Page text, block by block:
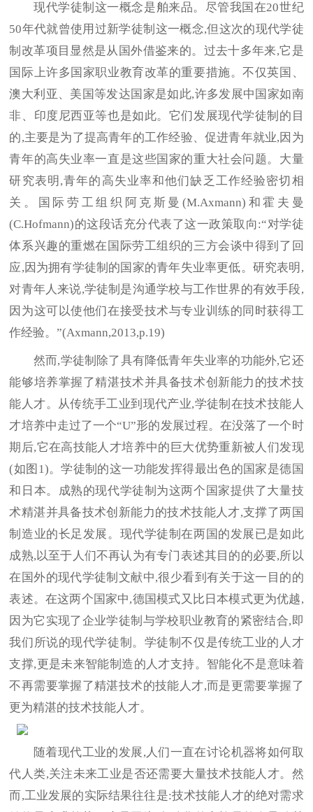
现代学徒制这一概念是舶来品。尽管我国在20世纪
50年代就曾使用过新学徒制这一概念,但这次的现代学徒
制改革项目显然是从国外借鉴来的。过去十多年来,它是
国际上许多国家职业教育改革的重要措施。不仅英国、
澳大利亚、美国等发达国家是如此,许多发展中国家如南
非、印度尼西亚等也是如此。它们发展现代学徒制的目
的,主要是为了提高青年的工作经验、促进青年就业,因为
青年的高失业率一直是这些国家的重大社会问题。大量
研究表明,青年的高失业率和他们缺乏工作经验密切相
关。国际劳工组织阿克斯曼(M.Axmann)和霍夫曼
(C.Hofmann)的这段话充分代表了这一政策取向:“对学徒
体系兴趣的重燃在国际劳工组织的三方会谈中得到了回
应,因为拥有学徒制的国家的青年失业率更低。研究表明,
对青年人来说,学徒制是沟通学校与工作世界的有效手段,
因为这可以使他们在接受技术与专业训练的同时获得工
作经验。”(Axmann,2013,p.19)
然而,学徒制除了具有降低青年失业率的功能外,它还
能够培养掌握了精湛技术并具备技术创新能力的技术技
能人才。从传统手工业到现代产业,学徒制在技术技能人
才培养中走过了一个“U”形的发展过程。在没落了一个时
期后,它在高技能人才培养中的巨大优势重新被人们发现
(如图1)。学徒制的这一功能发挥得最出色的国家是德国
和日本。成熟的现代学徒制为这两个国家提供了大量技
术精湛并具备技术创新能力的技术技能人才,支撑了两国
制造业的长足发展。现代学徒制在两国的发展已是如此
成熟,以至于人们不再认为有专门表述其目的的必要,所以
在国外的现代学徒制文献中,很少看到有关于这一目的的
表述。在这两个国家中,德国模式又比日本模式更为优越,
因为它实现了企业学徒制与学校职业教育的紧密结合,即
我们所说的现代学徒制。学徒制不仅是传统工业的人才
支撑,更是未来智能制造的人才支持。智能化不是意味着
不再需要掌握了精湛技术的技能人才,而是更需要掌握了
更为精湛的技术技能人才。
随着现代工业的发展,人们一直在讨论机器将如何取
代人类,关注未来工业是否还需要大量技术技能人才。然
而,工业发展的实际结果往往是:技术技能人才的绝对需求